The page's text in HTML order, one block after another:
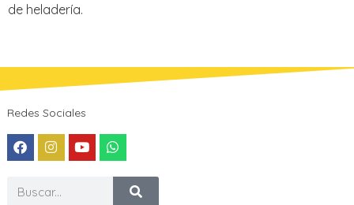
de heladería.
Redes Sociales